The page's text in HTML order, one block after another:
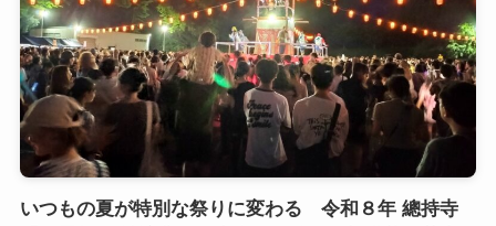
いつもの夏が特別な祭りに変わる 令和８年 總持寺